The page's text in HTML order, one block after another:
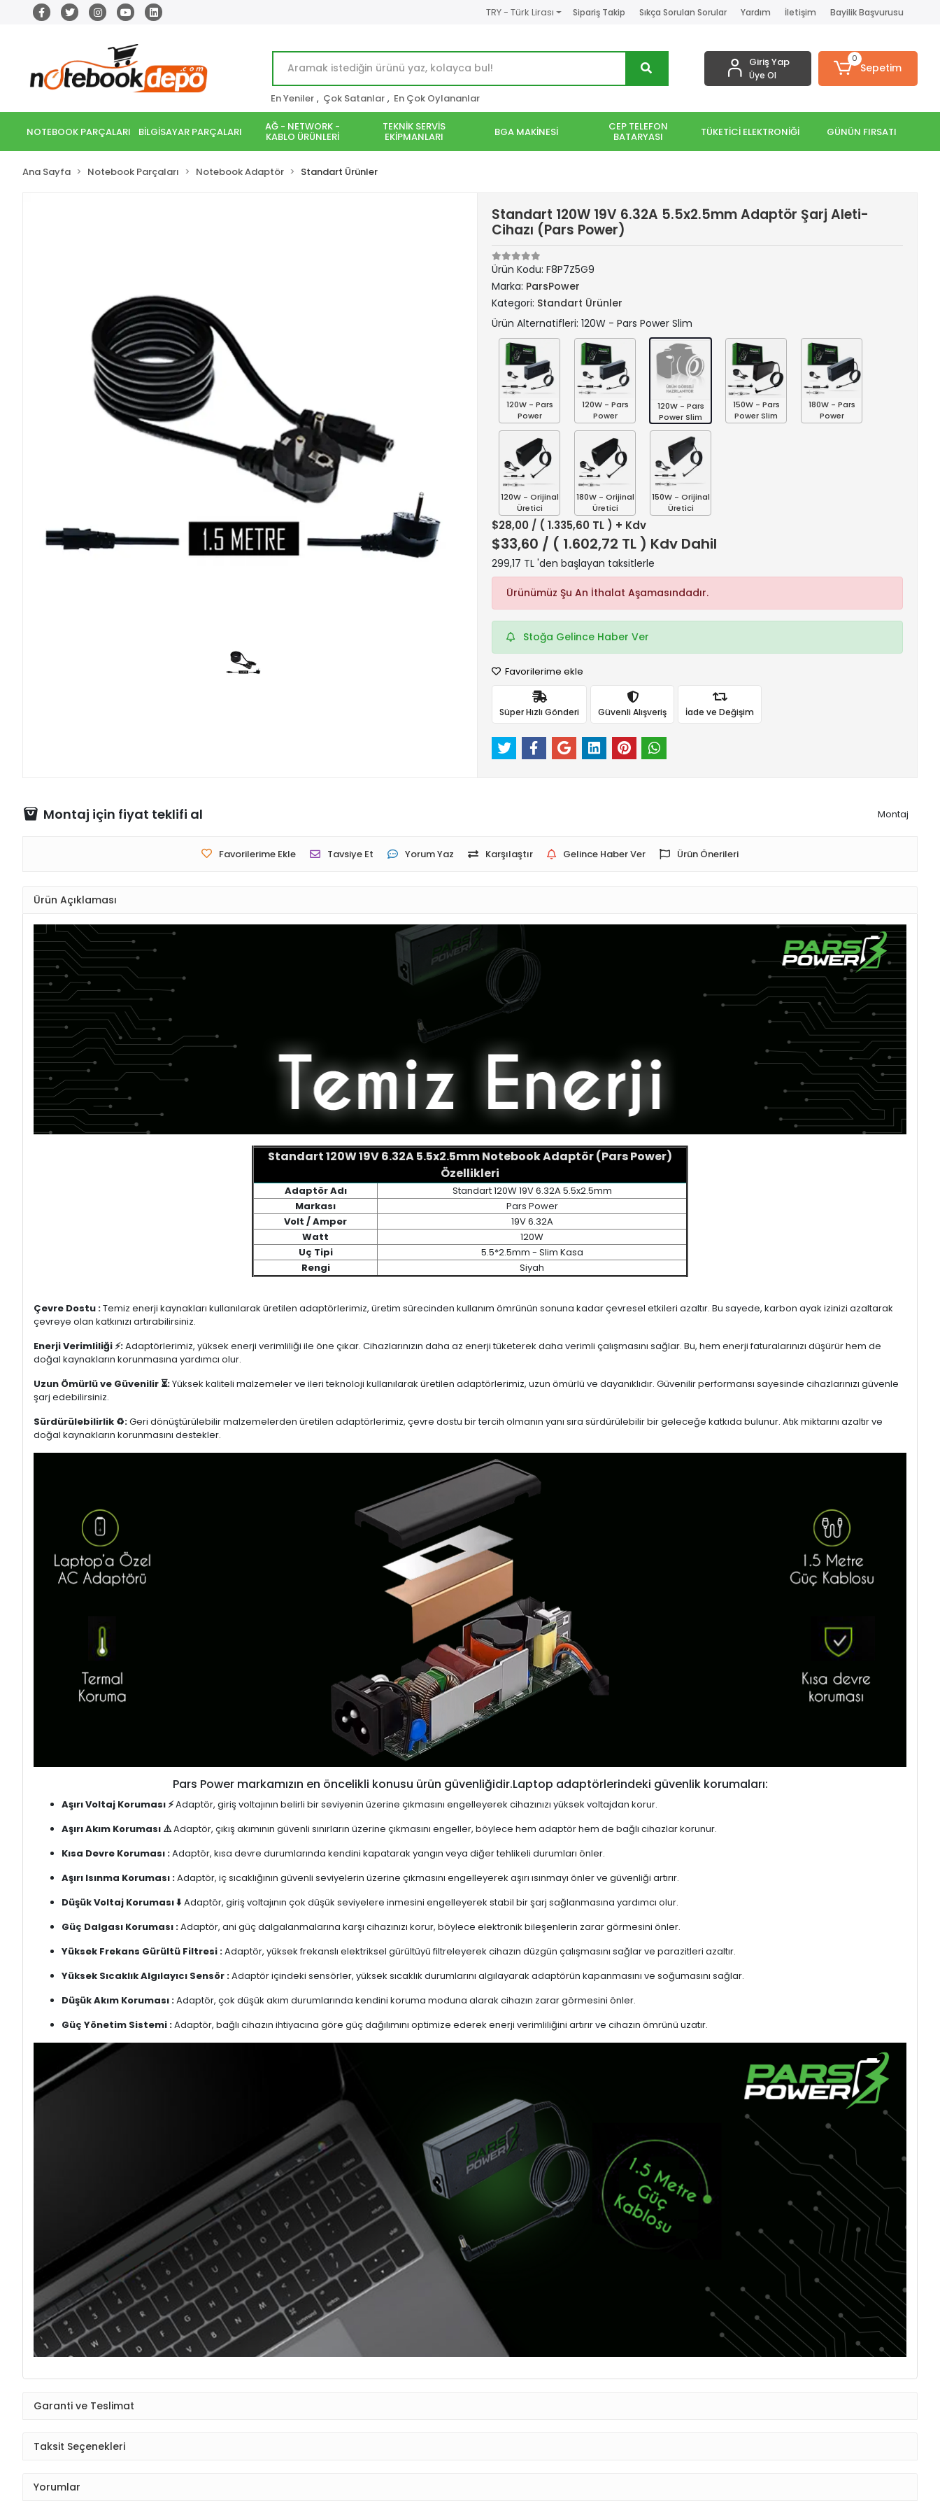
TRY - Türk Lirası Sipariş Takip Sıkça Sorulan Sorular Yardım İletişim Bayilik Başvurusu
En Yeniler , Çok Satanlar , En Çok Oylananlar
Giriş Yap
Üye Ol
0
Sepetim
NOTEBOOK PARÇALARI BİLGİSAYAR PARÇALARI AĞ - NETWORK -
KABLO ÜRÜNLERİ
TEKNİK SERVİS
EKİPMANLARI BGA MAKİNESİ CEP TELEFON
BATARYASI TÜKETİCİ ELEKTRONİĞİ GÜNÜN FIRSATI
Ana Sayfa Notebook Parçaları Notebook Adaptör Standart Ürünler
Standart 120W 19V 6.32A 5.5x2.5mm Adaptör Şarj Aleti-
Cihazı (Pars Power)
Ürün Kodu: F8P7Z5G9
Marka: ParsPower
Kategori: Standart Ürünler
Ürün Alternatifleri: 120W - Pars Power Slim
120W - Pars
Power
120W - Pars
Power
120W - Pars
Power Slim
150W - Pars
Power Slim
180W - Pars
Power
120W - Orijinal
Üretici
180W - Orijinal
Üretici
150W - Orijinal
Üretici
$28,00 / ( 1.335,60 TL ) + Kdv
$33,60 / ( 1.602,72 TL ) Kdv Dahil
299,17 TL 'den başlayan taksitlerle
Ürünümüz Şu An İthalat Aşamasındadır.
Stoğa Gelince Haber Ver
Favorilerime ekle
Süper Hızlı Gönderi Güvenli Alışveriş İade ve Değişim
Montaj için fiyat teklifi al Montaj
Favorilerime Ekle Tavsiye Et Yorum Yaz Karşılaştır Gelince Haber Ver Ürün Önerileri
Ürün Açıklaması
Standart 120W 19V 6.32A 5.5x2.5mm Notebook Adaptör (Pars Power)
Özellikleri
Adaptör Adı
Standart 120W 19V 6.32A 5.5x2.5mm
Markası
Pars Power
Volt / Amper
19V 6.32A
Watt
120W
Uç Tipi
5.5*2.5mm - Slim Kasa
Rengi
Siyah
Çevre Dostu :Temiz enerji kaynakları kullanılarak üretilen adaptörlerimiz, üretim sürecinden kullanım ömrünün sonuna kadar çevresel etkileri azaltır. Bu sayede, karbon ayak izinizi azaltarak
çevreye olan katkınızı artırabilirsiniz.
Enerji Verimliliği ⚡:Adaptörlerimiz, yüksek enerji verimliliği ile öne çıkar. Cihazlarınızın daha az enerji tüketerek daha verimli çalışmasını sağlar. Bu, hem enerji faturalarınızı düşürür hem de
doğal kaynakların korunmasına yardımcı olur.
Uzun Ömürlü ve Güvenilir ⏳:Yüksek kaliteli malzemeler ve ileri teknoloji kullanılarak üretilen adaptörlerimiz, uzun ömürlü ve dayanıklıdır. Güvenilir performansı sayesinde cihazlarınızı güvenle
şarj edebilirsiniz.
Sürdürülebilirlik ♻️:Geri dönüştürülebilir malzemelerden üretilen adaptörlerimiz, çevre dostu bir tercih olmanın yanı sıra sürdürülebilir bir geleceğe katkıda bulunur. Atık miktarını azaltır ve
doğal kaynakların korunmasını destekler.
Pars Power markamızın en öncelikli konusu ürün güvenliğidir.Laptop adaptörlerindeki güvenlik korumaları:
Aşırı Voltaj Koruması ⚡Adaptör, giriş voltajının belirli bir seviyenin üzerine çıkmasını engelleyerek cihazınızı yüksek voltajdan korur.
Aşırı Akım Koruması ⚠️Adaptör, çıkış akımının güvenli sınırların üzerine çıkmasını engeller, böylece hem adaptör hem de bağlı cihazlar korunur.
Kısa Devre Koruması :Adaptör, kısa devre durumlarında kendini kapatarak yangın veya diğer tehlikeli durumları önler.
Aşırı Isınma Koruması :Adaptör, iç sıcaklığının güvenli seviyelerin üzerine çıkmasını engelleyerek aşırı ısınmayı önler ve güvenliği artırır.
Düşük Voltaj Koruması ⬇️Adaptör, giriş voltajının çok düşük seviyelere inmesini engelleyerek stabil bir şarj sağlanmasına yardımcı olur.
Güç Dalgası Koruması :Adaptör, ani güç dalgalanmalarına karşı cihazınızı korur, böylece elektronik bileşenlerin zarar görmesini önler.
Yüksek Frekans Gürültü Filtresi :Adaptör, yüksek frekanslı elektriksel gürültüyü filtreleyerek cihazın düzgün çalışmasını sağlar ve parazitleri azaltır.
Yüksek Sıcaklık Algılayıcı Sensör :Adaptör içindeki sensörler, yüksek sıcaklık durumlarını algılayarak adaptörün kapanmasını ve soğumasını sağlar.
Düşük Akım Koruması :Adaptör, çok düşük akım durumlarında kendini koruma moduna alarak cihazın zarar görmesini önler.
Güç Yönetim Sistemi :Adaptör, bağlı cihazın ihtiyacına göre güç dağılımını optimize ederek enerji verimliliğini artırır ve cihazın ömrünü uzatır.
Garanti ve Teslimat
Taksit Seçenekleri
Yorumlar